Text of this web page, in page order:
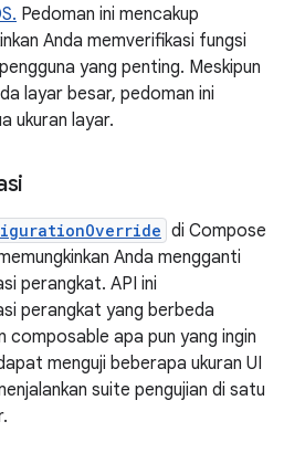
Pedoman ini mencakup
Anda memverifikasi fungsi
yang penting. Meskipun
layar besar, pedoman ini
ukuran layar.
di Compose
Anda mengganti
perangkat. API ini
perangkat yang berbeda
composable apa pun yang ingin
menguji beberapa ukuran UI
suite pengujian di satu